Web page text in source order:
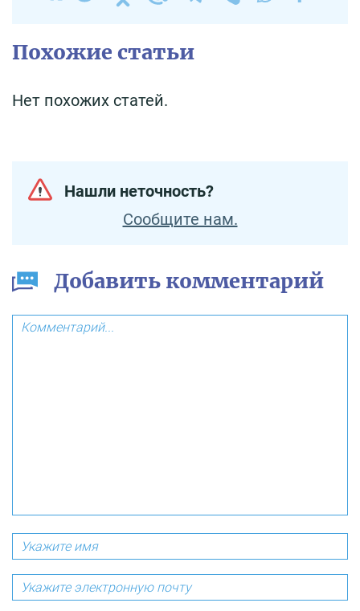
Похожие статьи
Нет похожих статей.
Нашли неточность?
Сообщите нам.
Добавить комментарий